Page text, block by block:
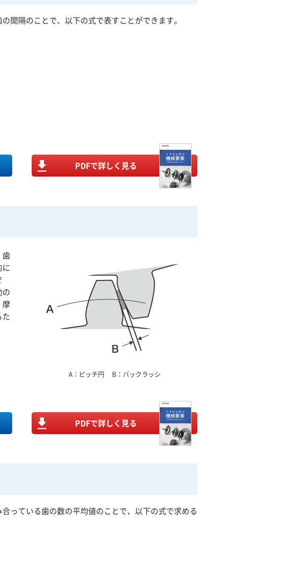
間隔のことで、以下の式で表すことができます。
PDFで詳しく見る
歯
摩
A：ピッチ円 B：バックラッシ
PDFで詳しく見る
っている歯の数の平均値のことで、以下の式で求める